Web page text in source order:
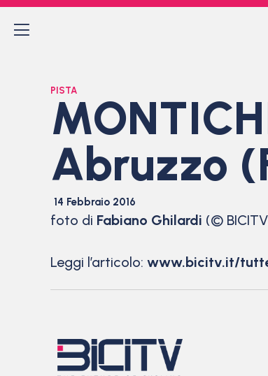
PISTA
Abruzzo
14 Febbraio 2016
foto di Fabiano Ghilardi (©
Leggi l’articolo: www.bicitv.it/